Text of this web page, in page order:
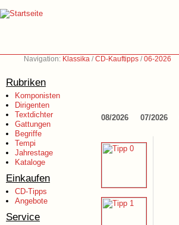
Navigation: Klassika /CD-Kauftipps /06-2026
Rubriken
Komponisten
Dirigenten
Textdichter
Gattungen
Begriffe
Tempi
Jahrestage
Kataloge
Einkaufen
CD-Tipps
Angebote
Service
08/2026 07/2026